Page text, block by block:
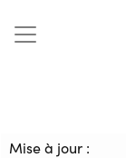
Mise à jour :